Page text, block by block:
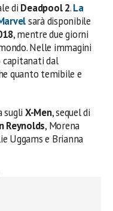
di Deadpool 2.La
sarà disponibile
, mentre due giorni
Nelle immagini
capitanati dal
quanto temibile e
sugli X-Men, sequel di
Reynolds, Morena
Uggams e Brianna